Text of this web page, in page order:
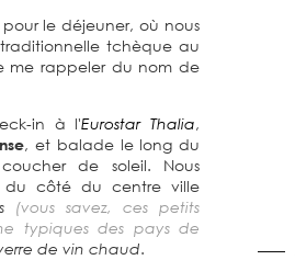
le déjeuner, où nous
tchèque au
me rappeler du nom de
in à l'Eurostar Thalia,
, et balade le long du
de soleil. Nous
du côté du centre ville
(vous savez, ces petits
typiques des pays de
de vin chaud.